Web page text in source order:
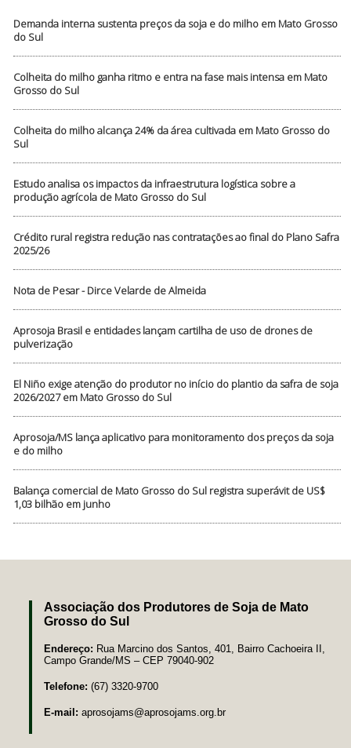
Demanda interna sustenta preços da soja e do milho em Mato Grosso
do Sul
Colheita do milho ganha ritmo e entra na fase mais intensa em Mato
Grosso do Sul
Colheita do milho alcança 24% da área cultivada em Mato Grosso do
Sul
Estudo analisa os impactos da infraestrutura logística sobre a
produção agrícola de Mato Grosso do Sul
Crédito rural registra redução nas contratações ao final do Plano Safra
2025/26
Nota de Pesar - Dirce Velarde de Almeida
Aprosoja Brasil e entidades lançam cartilha de uso de drones de
pulverização
El Niño exige atenção do produtor no início do plantio da safra de soja
2026/2027 em Mato Grosso do Sul
Aprosoja/MS lança aplicativo para monitoramento dos preços da soja
e do milho
Balança comercial de Mato Grosso do Sul registra superávit de US$
1,03 bilhão em junho
Associação dos Produtores de Soja de Mato
Grosso do Sul
Endereço: Rua Marcino dos Santos, 401, Bairro Cachoeira II,
Campo Grande/MS – CEP 79040-902
Telefone: (67) 3320-9700
E-mail: aprosojams@aprosojams.org.br